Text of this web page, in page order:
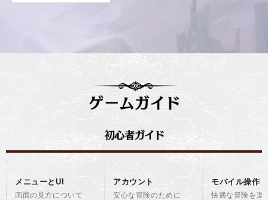
メニューとUI
画面の見方について
アカウント
安心な冒険のために
モバイル操作
快適な冒険を楽